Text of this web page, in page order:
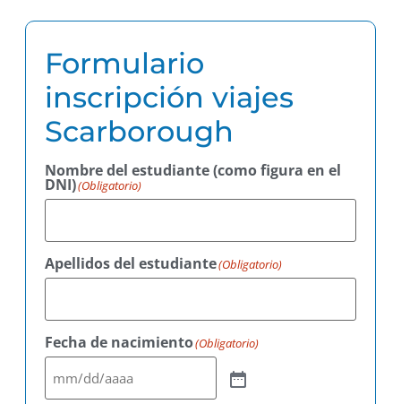
Formulario
inscripción viajes
Scarborough
Nombre del estudiante (como figura en el
DNI)(Obligatorio)
Apellidos del estudiante(Obligatorio)
Fecha de nacimiento(Obligatorio)